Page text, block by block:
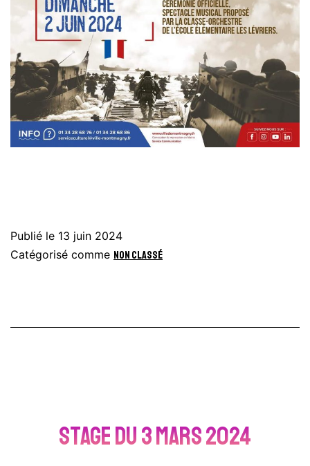
Publié le 13 juin 2024
Catégorisé comme Non classé
Stage du 3 mars 2024